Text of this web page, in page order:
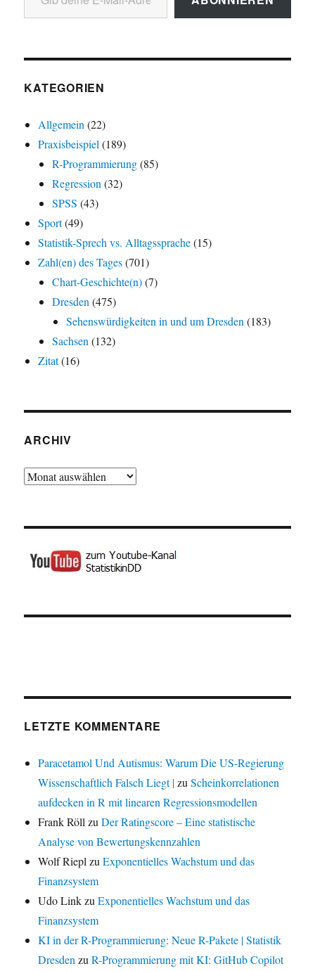
KATEGORIEN
Allgemein (22)
Praxisbeispiel (189)
R-Programmierung(85)
Regression (32)
SPSS (43)
Sport(49)
Statistik-Sprech vs. Alltagssprache(15)
Zahl(en) des Tages(701)
Chart-Geschichte(n)(7)
Dresden (475)
Sehenswürdigkeiten in und um Dresden (183)
Sachsen (132)
Zitat(16)
ARCHIV
Archiv
LETZTE KOMMENTARE
Paracetamol Und Autismus: Warum Die US-Regierung
Wissenschaftlich Falsch Liegt |zuScheinkorrelationen
aufdecken in R mit linearen Regressionsmodellen
Frank Röll zuDer Ratingscore – Eine statistische
Analyse von Bewertungskennzahlen
Wolf Riepl zuExponentielles Wachstum und das
Finanzsystem
Udo LinkzuExponentielles Wachstum und das
Finanzsystem
KI in der R-Programmierung: Neue R-Pakete | Statistik
Dresden zuR-Programmierung mit KI: GitHub Copilot